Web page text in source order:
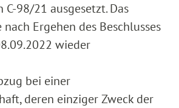
C-98/21 ausgesetzt. Das
Ergehen des Beschlusses
wieder
bei einer
deren einziger Zweck der